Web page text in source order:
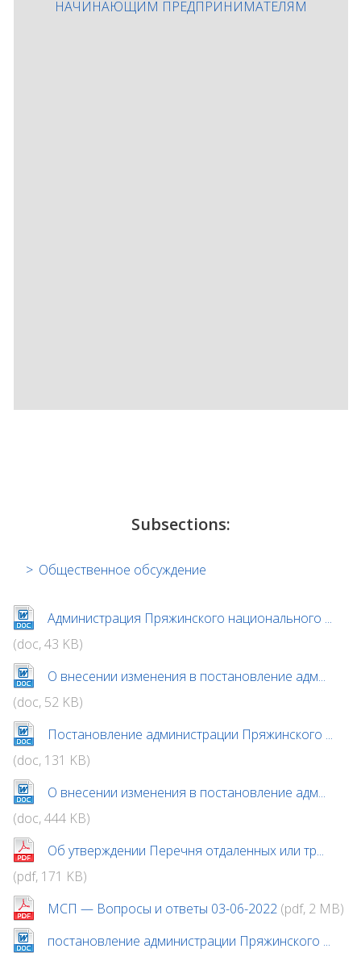
НАЧИНАЮЩИМ ПРЕДПРИНИМАТЕЛЯМ
Subsections:
Общественное обсуждение
Администрация Пряжинского национального ...
(doc, 43 KB)
О внесении изменения в постановление адм...
(doc, 52 KB)
Постановление администрации Пряжинского ...
(doc, 131 KB)
О внесении изменения в постановление адм...
(doc, 444 KB)
Об утверждении Перечня отдаленных или тр...
(pdf, 171 KB)
МСП — Вопросы и ответы 03-06-2022 (pdf, 2 MB)
постановление администрации Пряжинского ...